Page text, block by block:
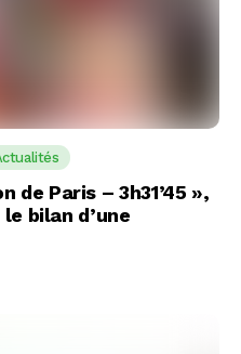
de Paris – 3h31’45 »,
bilan d’une